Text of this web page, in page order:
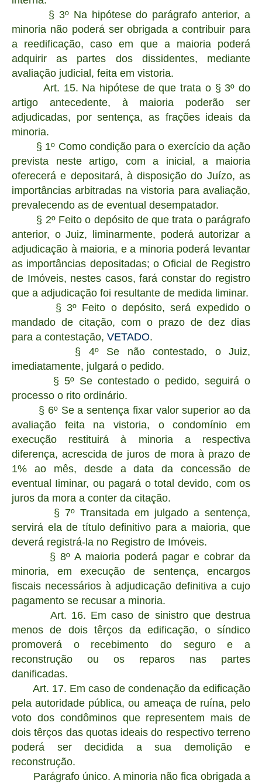
§ 3º Na hipótese do parágrafo anterior, a
minoria não poderá ser obrigada a contribuir para
a reedificação, caso em que a maioria poderá
adquirir as partes dos dissidentes, mediante
avaliação judicial, feita em vistoria.
Art. 15. Na hipótese de que trata o § 3º do
artigo antecedente, à maioria poderão ser
adjudicadas, por sentença, as frações ideais da
minoria.
§ 1º Como condição para o exercício da ação
prevista neste artigo, com a inicial, a maioria
oferecerá e depositará, à disposição do Juízo, as
importâncias arbitradas na vistoria para avaliação,
prevalecendo as de eventual desempatador.
§ 2º Feito o depósito de que trata o parágrafo
anterior, o Juiz, liminarmente, poderá autorizar a
adjudicação à maioria, e a minoria poderá levantar
as importâncias depositadas; o Oficial de Registro
de Imóveis, nestes casos, fará constar do registro
que a adjudicação foi resultante de medida liminar.
§ 3º Feito o depósito, será expedido o
mandado de citação, com o prazo de dez dias
para a contestação, VETADO.
§ 4º Se não contestado, o Juiz,
imediatamente, julgará o pedido.
§ 5º Se contestado o pedido, seguirá o
processo o rito ordinário.
§ 6º Se a sentença fixar valor superior ao da
avaliação feita na vistoria, o condomínio em
execução restituirá à minoria a respectiva
diferença, acrescida de juros de mora à prazo de
1% ao mês, desde a data da concessão de
eventual Iiminar, ou pagará o total devido, com os
juros da mora a conter da citação.
§ 7º Transitada em julgado a sentença,
servirá ela de título definitivo para a maioria, que
deverá registrá-la no Registro de Imóveis.
§ 8º A maioria poderá pagar e cobrar da
minoria, em execução de sentença, encargos
fiscais necessários à adjudicação definitiva a cujo
pagamento se recusar a minoria.
Art. 16. Em caso de sinistro que destrua
menos de dois têrços da edificação, o síndico
promoverá o recebimento do seguro e a
reconstrução ou os reparos nas partes
danificadas.
Art. 17. Em caso de condenação da edificação
pela autoridade pública, ou ameaça de ruína, pelo
voto dos condôminos que representem mais de
dois têrços das quotas ideais do respectivo terreno
poderá ser decidida a sua demolição e
reconstrução.
Parágrafo único. A minoria não fica obrigada a